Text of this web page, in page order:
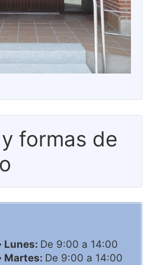
formas de
Lunes: De 9:00 a 14:00
Martes: De 9:00 a 14:00